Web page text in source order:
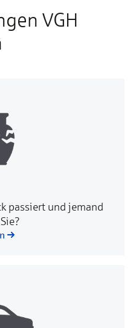
VGH
pas­siert und je­mand